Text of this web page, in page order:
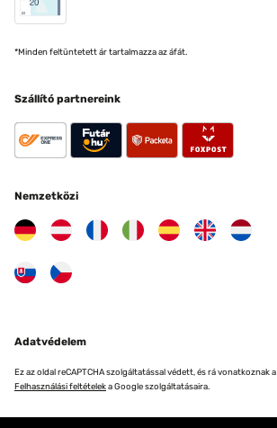
*Minden feltüntetett ár tartalmazza az áfát.
Szállító partnereink
Nemzetközi
Adatvédelem
Ez az oldal reCAPTCHA szolgáltatással védett, és rá vonatkoznak a
Felhasználási feltételeka Google szolgáltatásaira.